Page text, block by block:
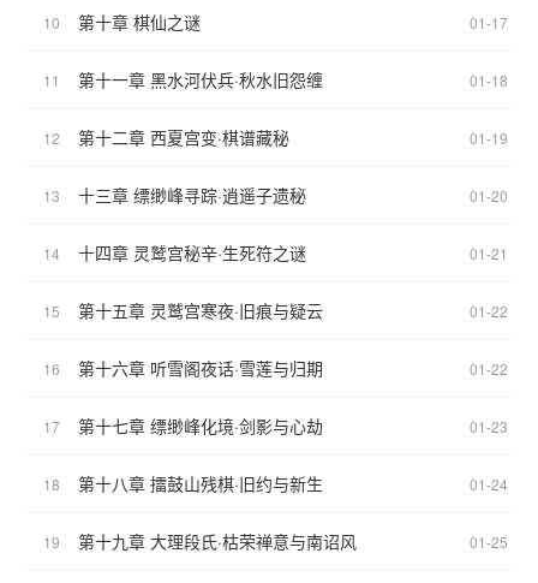
10 第十章 棋仙之谜 01-17
11 第十一章 黑水河伏兵·秋水旧怨缠 01-18
12 第十二章 西夏宫变·棋谱藏秘 01-19
13 十三章 缥缈峰寻踪·逍遥子遗秘 01-20
14 十四章 灵鹫宫秘辛·生死符之谜 01-21
15 第十五章 灵鹫宫寒夜·旧痕与疑云 01-22
16 第十六章 听雪阁夜话·雪莲与归期 01-22
17 第十七章 缥缈峰化境·剑影与心劫 01-23
18 第十八章 擂鼓山残棋·旧约与新生 01-24
19 第十九章 大理段氏·枯荣禅意与南诏风 01-25